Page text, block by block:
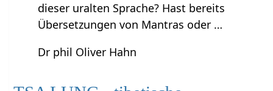
dieser uralten Sprache? Hast bereits
Übersetzungen von Mantras oder …
Dr phil Oliver Hahn